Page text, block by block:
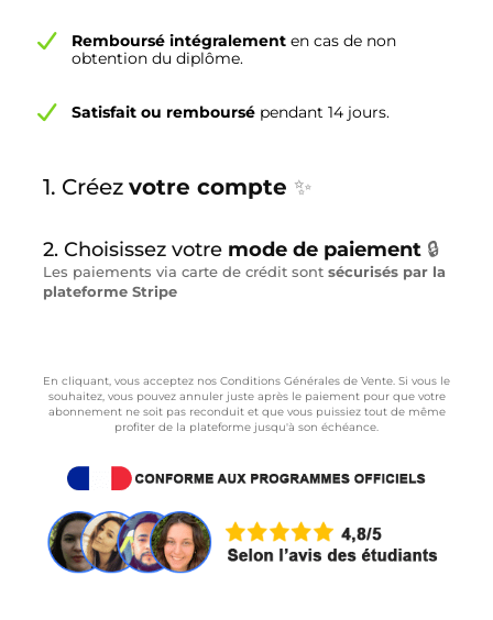
Remboursé intégralement en cas de non
obtention du diplôme.
Satisfait ou remboursé pendant 14 jours.
1. Créez votre compte ✨
2. Choisissez votre mode de paiement 🔒
Les paiements via carte de crédit sont sécurisés par la
plateforme Stripe
En cliquant, vous acceptez nos Conditions Générales de Vente. Si vous le
souhaitez, vous pouvez annuler juste après le paiement pour que votre
abonnement ne soit pas reconduit et que vous puissiez tout de même
profiter de la plateforme jusqu'à son échéance.